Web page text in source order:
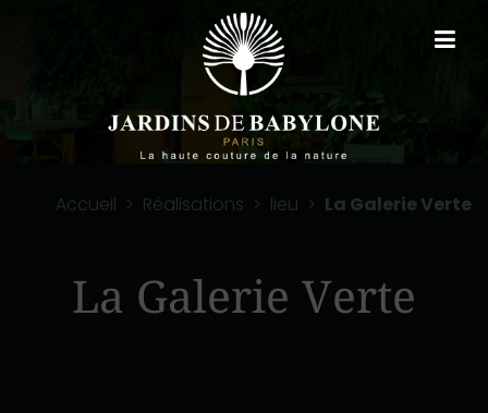
Accueil > Réalisations > lieu > La Galerie Verte
La Galerie Verte